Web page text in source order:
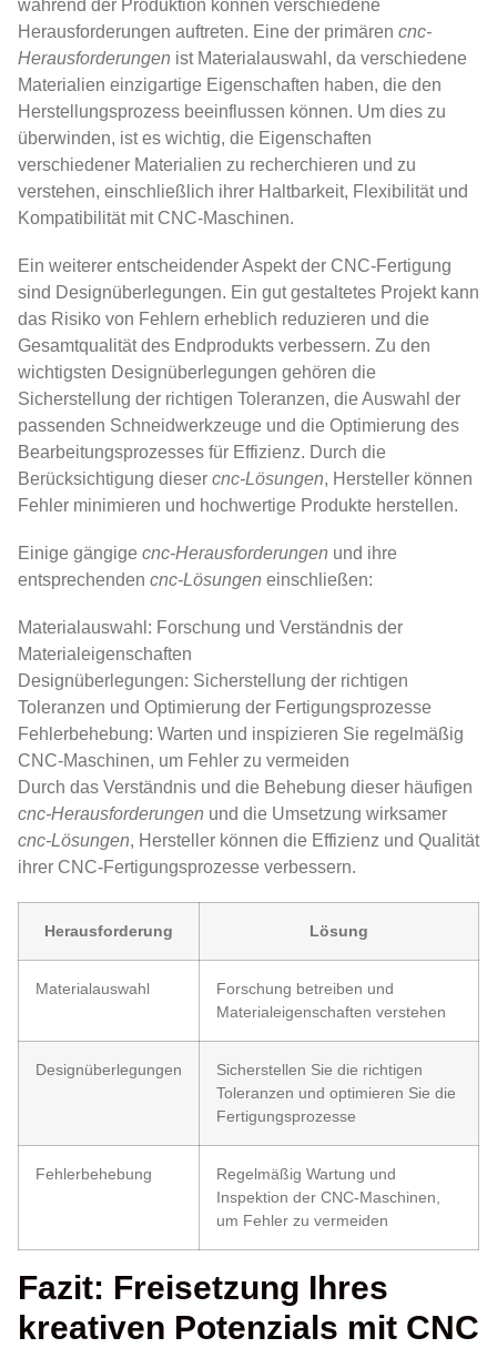
während der Produktion können verschiedene
Herausforderungen auftreten. Eine der primären cnc-
Herausforderungen ist Materialauswahl, da verschiedene
Materialien einzigartige Eigenschaften haben, die den
Herstellungsprozess beeinflussen können. Um dies zu
überwinden, ist es wichtig, die Eigenschaften
verschiedener Materialien zu recherchieren und zu
verstehen, einschließlich ihrer Haltbarkeit, Flexibilität und
Kompatibilität mit CNC-Maschinen.
Ein weiterer entscheidender Aspekt der CNC-Fertigung
sind Designüberlegungen. Ein gut gestaltetes Projekt kann
das Risiko von Fehlern erheblich reduzieren und die
Gesamtqualität des Endprodukts verbessern. Zu den
wichtigsten Designüberlegungen gehören die
Sicherstellung der richtigen Toleranzen, die Auswahl der
passenden Schneidwerkzeuge und die Optimierung des
Bearbeitungsprozesses für Effizienz. Durch die
Berücksichtigung dieser cnc-Lösungen, Hersteller können
Fehler minimieren und hochwertige Produkte herstellen.
Einige gängige cnc-Herausforderungen und ihre
entsprechenden cnc-Lösungen einschließen:
Materialauswahl: Forschung und Verständnis der
Materialeigenschaften
Designüberlegungen: Sicherstellung der richtigen
Toleranzen und Optimierung der Fertigungsprozesse
Fehlerbehebung: Warten und inspizieren Sie regelmäßig
CNC-Maschinen, um Fehler zu vermeiden
Durch das Verständnis und die Behebung dieser häufigen
cnc-Herausforderungen und die Umsetzung wirksamer
cnc-Lösungen, Hersteller können die Effizienz und Qualität
ihrer CNC-Fertigungsprozesse verbessern.
Herausforderung Lösung
Materialauswahl
Forschung betreiben und
Materialeigenschaften verstehen
Designüberlegungen
Sicherstellen Sie die richtigen
Toleranzen und optimieren Sie die
Fertigungsprozesse
Fehlerbehebung
Regelmäßig Wartung und
Inspektion der CNC-Maschinen,
um Fehler zu vermeiden
Fazit: Freisetzung Ihres
kreativen Potenzials mit CNC